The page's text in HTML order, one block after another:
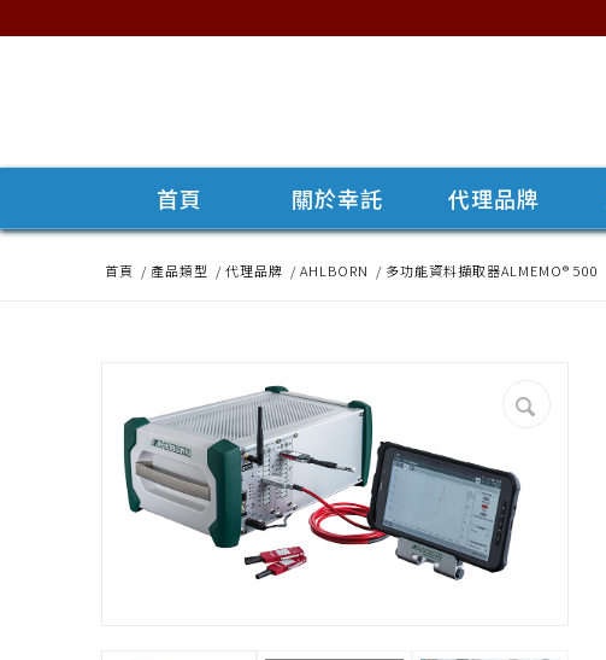
首頁 關於幸託 代理品牌
首頁 / 產品類型 / 代理品牌 / AHLBORN / 多功能資料擷取器ALMEMO® 500